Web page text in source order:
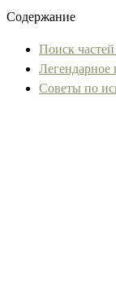
Содержание
Поиск частей
Легендарное
Советы по